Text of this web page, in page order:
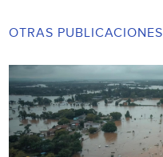
OTRAS PUBLICACIONES